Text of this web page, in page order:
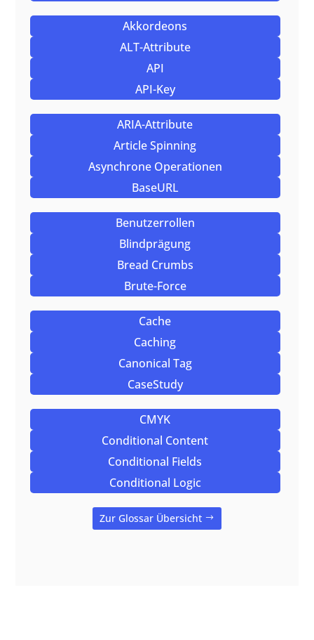
Akkordeons
ALT-Attribute
API
API-Key
ARIA-Attribute
Article Spinning
Asynchrone Operationen
BaseURL
Benutzerrollen
Blindprägung
Bread Crumbs
Brute-Force
Cache
Caching
Canonical Tag
CaseStudy
CMYK
Conditional Content
Conditional Fields
Conditional Logic
Zur Glossar Übersicht